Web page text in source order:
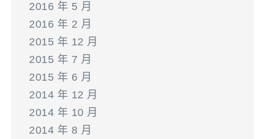
2016 年 5 月
2016 年 2 月
2015 年 12 月
2015 年 7 月
2015 年 6 月
2014 年 12 月
2014 年 10 月
2014 年 8 月